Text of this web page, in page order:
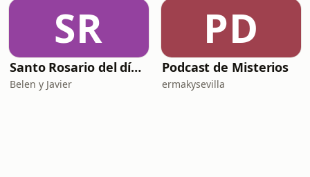
SR
Santo Rosario del día. 🙏 Reza con nosotros en castellano 🇪🇸
Belen y Javier
PD
Podcast de Misterios
ermakysevilla